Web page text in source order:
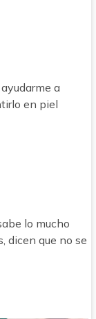
a
en piel
lo mucho
dicen que no se